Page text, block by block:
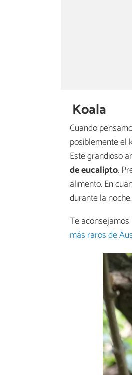
Koala
Cuando
posiblemente el
Este grandioso
de eucalipto.
alimento. En
durante la noche.
Te
más raros de